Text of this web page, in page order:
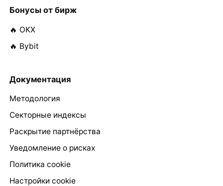
Бонусы от бирж
🔥 OKX
🔥 Bybit
Документация
Методология
Секторные индексы
Раскрытие партнёрства
Уведомление о рисках
Политика cookie
Настройки cookie